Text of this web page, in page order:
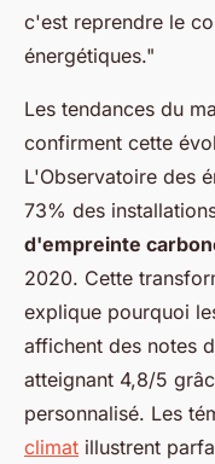
c'est reprendre le
énergétiques."
Les tendances du
confirment cette
L'Observatoire des
73% des
d'empreinte
2020. Cette
explique pourquoi
affichent des notes
atteignant 4,8/5
personnalisé. Les
climat illustrent